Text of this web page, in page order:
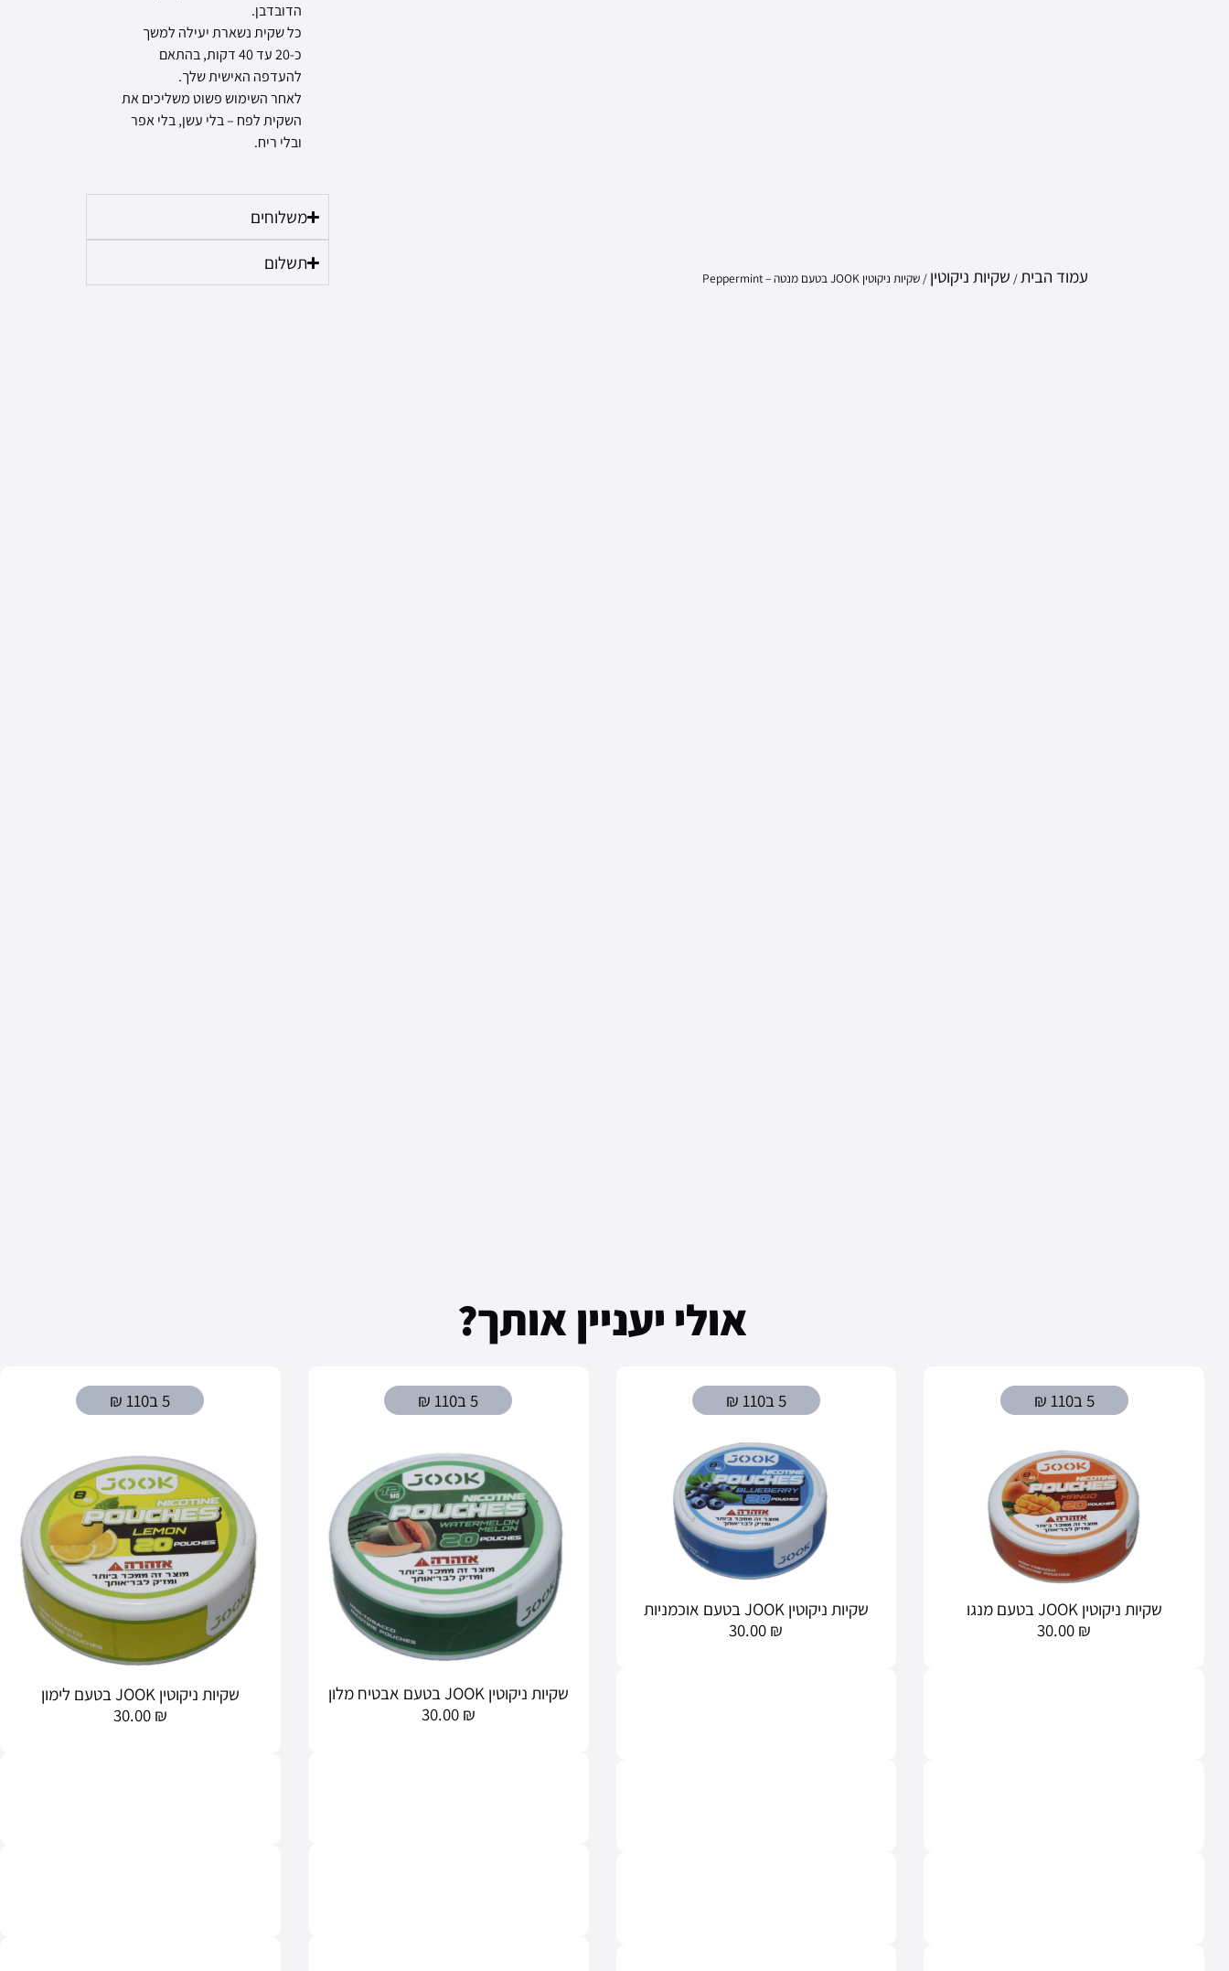
הדובדבן.
כל שקית נשארת יעילה למשך
כ-20 עד 40 דקות, בהתאם
להעדפה האישית שלך.
לאחר השימוש פשוט משליכים את
השקית לפח – בלי עשן, בלי אפר
ובלי ריח.
משלוחים
תשלום
עמוד הבית/ שקיות ניקוטין / שקיות ניקוטין JOOK בטעם מנטה – Peppermint
אולי יעניין אותך?
5 ב110 ₪
שקיות ניקוטין JOOK בטעם מנגו
30.00 ₪
5 ב110 ₪
שקיות ניקוטין JOOK בטעם אוכמניות
30.00 ₪
5 ב110 ₪
שקיות ניקוטין JOOK בטעם אבטיח מלון
30.00 ₪
5 ב110 ₪
שקיות ניקוטין JOOK בטעם לימון
30.00 ₪